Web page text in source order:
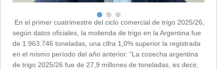
En el primer cuatrimestre del ciclo comercial de trigo 2025/26,
según datos oficiales, la molienda de trigo en la Argentina fue
de 1.963.746 toneladas, una cifra 1,0% superior la registrada
en el mismo período del año anterior. “La cosecha argentina
de trigo 2025/26 fue de 27,9 millones de toneladas, es decir,